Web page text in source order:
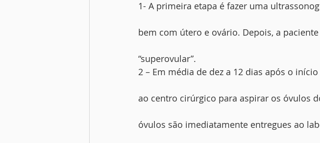
1- A primeira etapa é fazer uma
bem com útero e ovário. Depois, a
“superovular”.
2 – Em média de dez a 12 dias após o
ao centro cirúrgico para aspirar os óvulos
óvulos são imediatamente entregues ao